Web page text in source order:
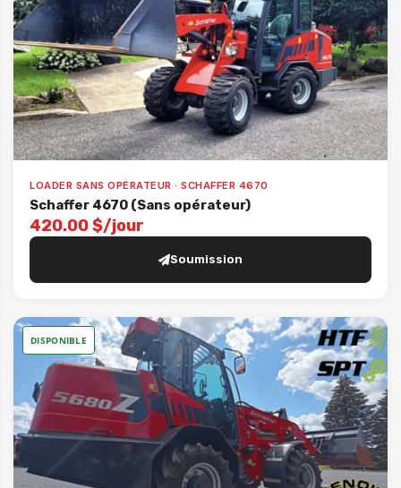
LOADER SANS OPÉRATEUR · SCHAFFER 4670
Schaffer 4670 (Sans opérateur)
420.00 $/jour
Soumission
DISPONIBLE